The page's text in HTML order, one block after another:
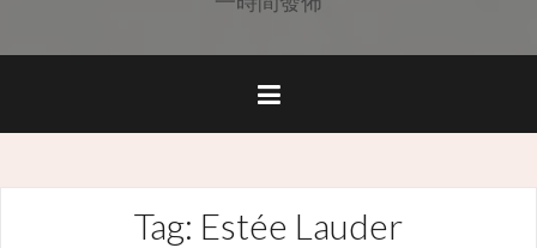
Tag: Estée Lauder